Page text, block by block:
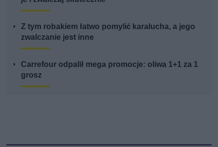
Z tym robakiem łatwo pomylić karalucha, a jego
zwalczanie jest inne
Carrefour odpalił mega promocje: oliwa 1+1 za 1
grosz